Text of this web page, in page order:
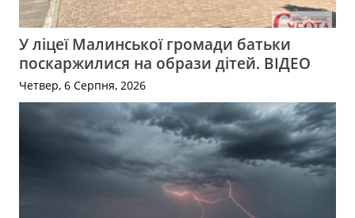
У ліцеї Малинської громади батьки
поскаржилися на образи дітей. ВІДЕО
Четвер, 6 Серпня, 2026